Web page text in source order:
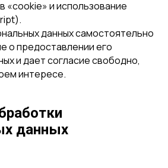
«cookie» и использование
данных самостоятельно
о предоставлении его
и дает согласие свободно,
интересе.
данных